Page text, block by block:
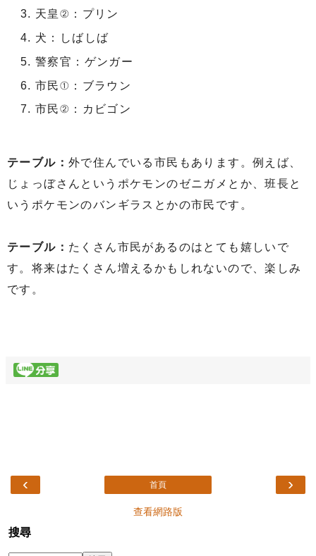
天皇②：プリン
犬：しばしば
警察官：ゲンガー
市民①：ブラウン
市民②：カビゴン
テーブル： 外で住んでいる市民もあります。例えば、
じょっぼさんというポケモンのゼニガメとか、班長と
いうポケモンのバンギラスとかの市民です。
テーブル： たくさん市民があるのはとても嬉しいで
す。将来はたくさん増えるかもしれないので、楽しみ
です。
‹ ›
首頁
查看網路版
搜尋